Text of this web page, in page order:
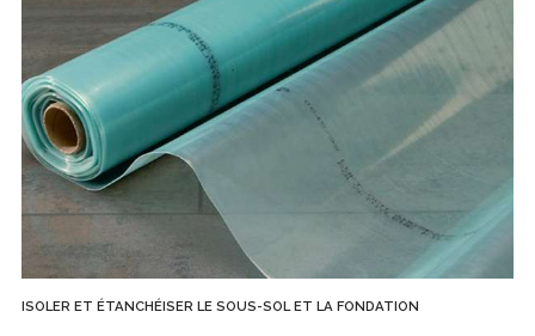
ISOLER ET ÉTANCHÉISER LE SOUS-SOL ET LA FONDATION